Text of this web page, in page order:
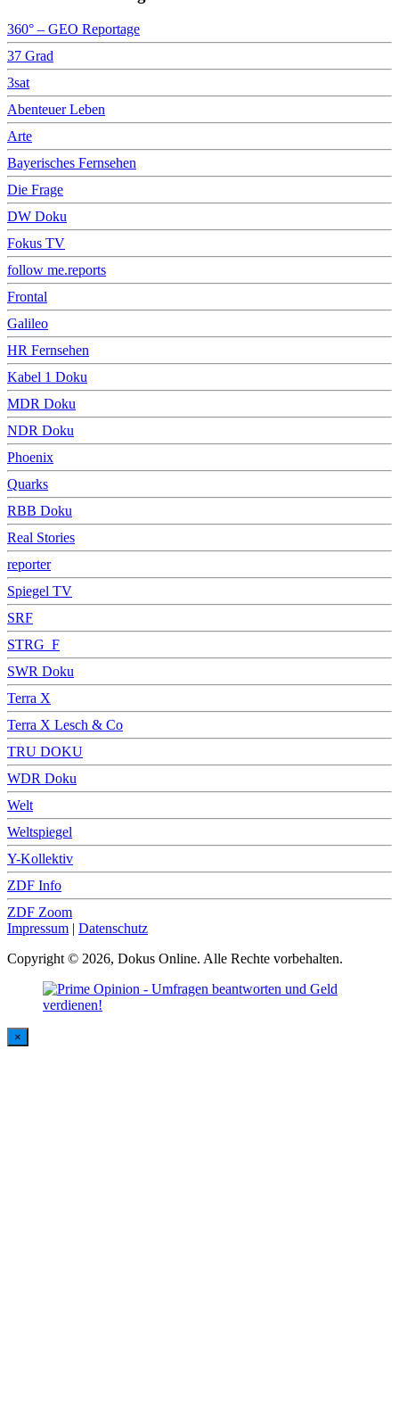
360° – GEO Reportage
37 Grad
3sat
Abenteuer Leben
Arte
Bayerisches Fernsehen
Die Frage
DW Doku
Fokus TV
follow me.reports
Frontal
Galileo
HR Fernsehen
Kabel 1 Doku
MDR Doku
NDR Doku
Phoenix
Quarks
RBB Doku
Real Stories
reporter
Spiegel TV
SRF
STRG_F
SWR Doku
Terra X
Terra X Lesch & Co
TRU DOKU
WDR Doku
Welt
Weltspiegel
Y-Kollektiv
ZDF Info
ZDF Zoom
Impressum | Datenschutz
Copyright © 2026, Dokus Online. Alle Rechte vorbehalten.
×